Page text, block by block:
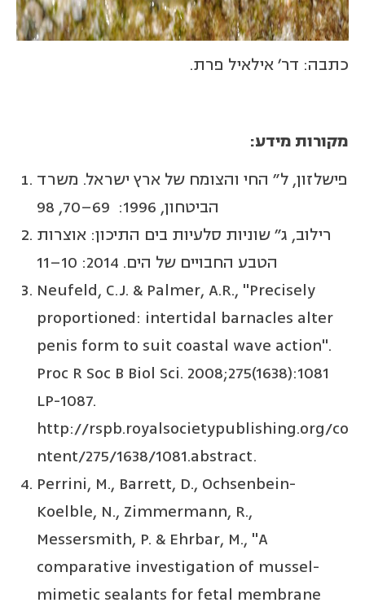
כתבה: דר' אילאיל פרת.
מקורות מידע:
פישלזון, ל" החי והצומח של ארץ ישראל. משרד
הביטחון, 1996: 69–70, 98
רילוב, ג" שוניות סלעיות בים התיכון: אוצרות
הטבע החבויים של הים. 2014: 10–11
Neufeld, C.J. & Palmer, A.R., "Precisely
proportioned: intertidal barnacles alter
penis form to suit coastal wave action".
Proc R Soc B Biol Sci. 2008;275(1638):1081
LP-1087.
http://rspb.royalsocietypublishing.org/co
ntent/275/1638/1081.abstract.
Perrini, M., Barrett, D., Ochsenbein-
Koelble, N., Zimmermann, R.,
Messersmith, P. & Ehrbar, M., "A
comparative investigation of mussel-
mimetic sealants for fetal membrane